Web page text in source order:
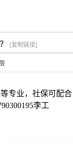
运
[复制链接]
专业，社保可配合
李工